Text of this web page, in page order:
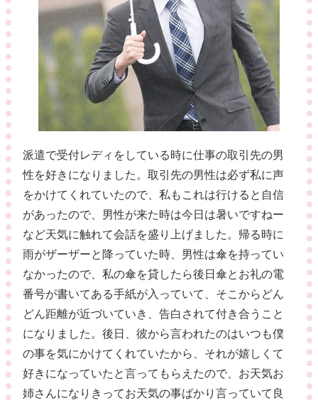
派遣で受付レディをしている時に仕事の取引先の男
性を好きになりました。取引先の男性は必ず私に声
をかけてくれていたので、私もこれは行けると自信
があったので、男性が来た時は今日は暑いですねー
など天気に触れて会話を盛り上げました。帰る時に
雨がザーザーと降っていた時、男性は傘を持ってい
なかったので、私の傘を貸したら後日傘とお礼の電
番号が書いてある手紙が入っていて、そこからどん
どん距離が近づいていき、告白されて付き合うこと
になりました。後日、彼から言われたのはいつも僕
の事を気にかけてくれていたから、それが嬉しくて
好きになっていたと言ってもらえたので、お天気お
姉さんになりきってお天気の事ばかり言っていて良